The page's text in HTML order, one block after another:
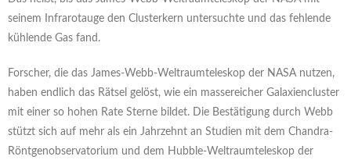
seinem Infrarotauge den Clusterkern untersuchte und das fehlende
kühlende Gas fand.
Forscher, die das James-Webb-Weltraumteleskop der NASA nutzen,
haben endlich das Rätsel gelöst, wie ein massereicher Galaxiencluster
mit einer so hohen Rate Sterne bildet. Die Bestätigung durch Webb
stützt sich auf mehr als ein Jahrzehnt an Studien mit dem Chandra-
Röntgenobservatorium und dem Hubble-Weltraumteleskop der